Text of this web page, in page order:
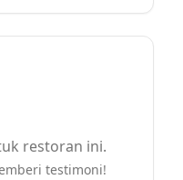
restoran ini.
testimoni!